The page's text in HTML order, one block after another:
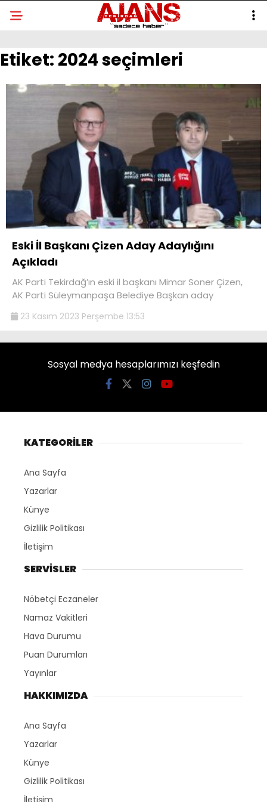
Etiket: 2024 seçimleri
Eski İl Başkanı Çizen Aday Adaylığını
Açıkladı
AK Parti Tekirdağ’ın eski il başkanı Mimar Soner Çizen,
AK Parti Süleymanpaşa Belediye Başkan aday
23 Kasım 2023 Perşembe 13:53
Sosyal medya hesaplarımızı keşfedin
KATEGORİLER
Ana Sayfa
Yazarlar
Künye
Gizlilik Politikası
İletişim
SERVİSLER
Nöbetçi Eczaneler
Namaz Vakitleri
Hava Durumu
Puan Durumları
Yayınlar
HAKKIMIZDA
Ana Sayfa
Yazarlar
Künye
Gizlilik Politikası